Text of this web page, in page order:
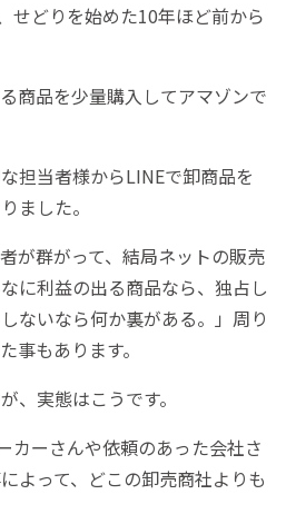
せどりを始めた10年ほど前から
商品を少量購入してアマゾンで
担当者様からLINEで卸商品を
ました。
が群がって、結局ネットの販売
に利益の出る商品なら、独占し
ないなら何か裏がある。」周り
事もあります。
、実態はこうです。
カーさんや依頼のあった会社さ
よって、どこの卸売商社よりも